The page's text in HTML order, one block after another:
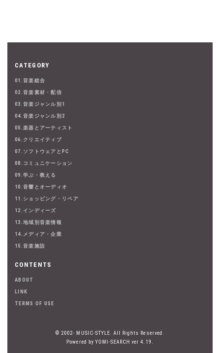
CATEGORY
01.音楽総合
02.音楽素材・配信
03.音楽ジャンル別1
04.音楽ジャンル別2
05.楽器とアーティスト
06.クリエイティブ
07.ソフトウェアとPC
08.コミュニケーション
09.学ぶ・教える
10.音響とオーディオ
11.ショッピング・リペア
12.インディーズ
13.地域別音楽情報
14.メディア・企業
15.音楽施設
CONTENTS
ABOUT
LINK
TERMS OF USE
© 2002- MUSIC-STYLE. All Rights Reserved.
Powered by YOMI-SEARCH ver 4.19.